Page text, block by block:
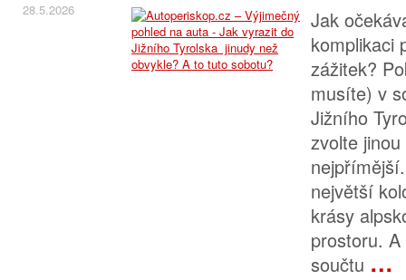
28.5.2026
Jak
komplikaci
zážitek?
musíte) v
Jižního
zvolte
největší
krásy
prostoru.
součtu …